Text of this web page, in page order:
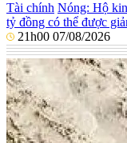
Tài chính Nóng: Hộ
tỷ đồng có thể được
21h00 07/08/2026